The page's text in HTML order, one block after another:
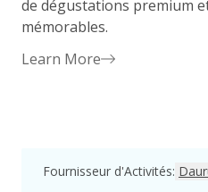
de dégustations premium
mémorables.
Learn More
Fournisseur d'Activités: